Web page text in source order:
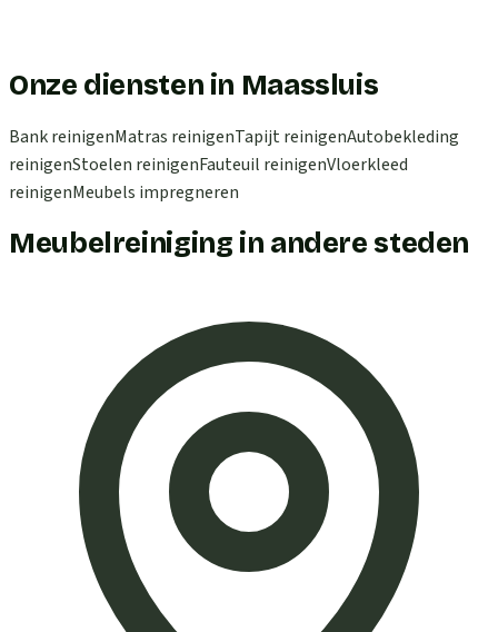
Onze diensten in Maassluis
Bank reinigenMatras reinigenTapijt reinigenAutobekleding
reinigenStoelen reinigenFauteuil reinigenVloerkleed
reinigenMeubels impregneren
Meubelreiniging in andere steden